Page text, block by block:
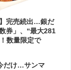
】完売続出…銀だ
券」、“最大281
数量限定で
だけ…サンマ